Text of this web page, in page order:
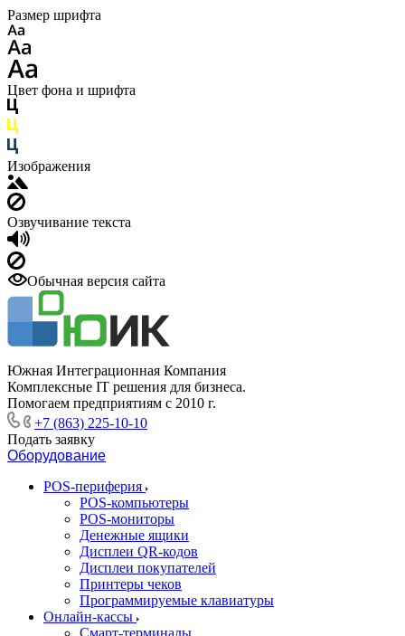
Размер шрифта
Цвет фона и шрифта
Изображения
Озвучивание текста
Обычная версия сайта
Южная Интеграционная Компания
Комплексные IT решения для бизнеса.
Помогаем предприятиям с 2010 г.
+7 (863) 225-10-10
Подать заявку
Оборудование
POS-периферия
POS-компьютеры
POS-мониторы
Денежные ящики
Дисплеи QR-кодов
Дисплеи покупателей
Принтеры чеков
Программируемые клавиатуры
Онлайн-кассы
Смарт-терминалы